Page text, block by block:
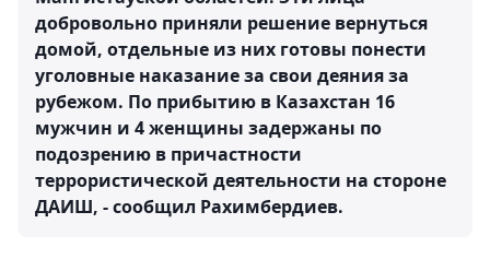
добровольно приняли решение вернуться
домой, отдельные из них готовы понести
уголовные наказание за свои деяния за
рубежом. По прибытию в Казахстан 16
мужчин и 4 женщины задержаны по
подозрению в причастности
террористической деятельности на стороне
ДАИШ, - сообщил Рахимбердиев.